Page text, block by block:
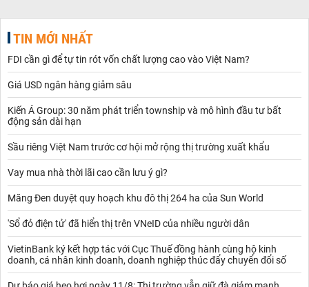
TIN MỚI NHẤT
FDI cần gì để tự tin rót vốn chất lượng cao vào Việt Nam?
Giá USD ngân hàng giảm sâu
Kiến Á Group: 30 năm phát triển township và mô hình đầu tư bất
động sản dài hạn
Sầu riêng Việt Nam trước cơ hội mở rộng thị trường xuất khẩu
Vay mua nhà thời lãi cao cần lưu ý gì?
Măng Đen duyệt quy hoạch khu đô thị 264 ha của Sun World
'Sổ đỏ điện tử' đã hiển thị trên VNeID của nhiều người dân
VietinBank ký kết hợp tác với Cục Thuế đồng hành cùng hộ kinh
doanh, cá nhân kinh doanh, doanh nghiệp thúc đẩy chuyển đổi số